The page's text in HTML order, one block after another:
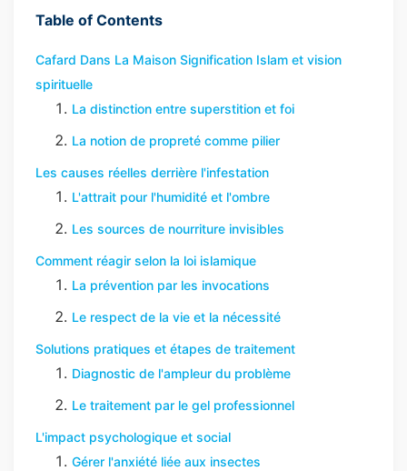
Table of Contents
Cafard Dans La Maison Signification Islam et vision
spirituelle
La distinction entre superstition et foi
La notion de propreté comme pilier
Les causes réelles derrière l'infestation
L'attrait pour l'humidité et l'ombre
Les sources de nourriture invisibles
Comment réagir selon la loi islamique
La prévention par les invocations
Le respect de la vie et la nécessité
Solutions pratiques et étapes de traitement
Diagnostic de l'ampleur du problème
Le traitement par le gel professionnel
L'impact psychologique et social
Gérer l'anxiété liée aux insectes